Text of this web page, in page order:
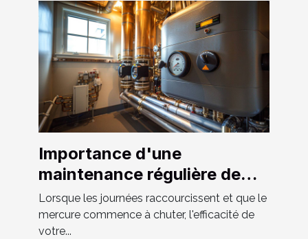
Importance d'une
maintenance régulière de
votre système de chauffage
et tuyauterie
Lorsque les journées raccourcissent et que le
mercure commence à chuter, l'efficacité de
votre...